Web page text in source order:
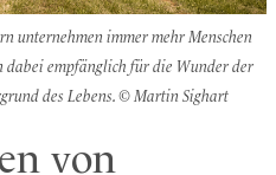
unternehmen immer mehr Menschen
dabei empfänglich für die Wunder der
des Lebens. © Martin Sighart
von